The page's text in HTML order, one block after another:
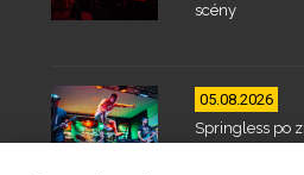
scény
05.08.2026
Springless po